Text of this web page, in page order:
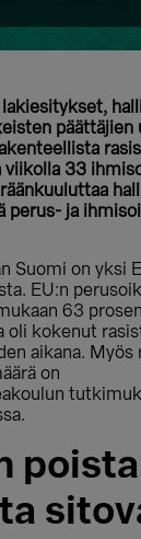
päättäjien
viikolla 33
perus- ja
Suomi on yksi
EU:n
63
oli kokenut
aikana. Myös
on